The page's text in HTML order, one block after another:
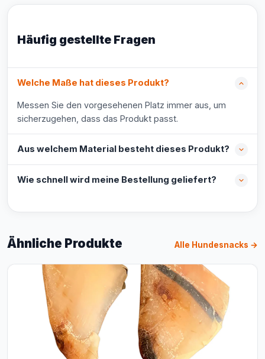
Häufig gestellte Fragen
Welche Maße hat dieses Produkt?
Messen Sie den vorgesehenen Platz immer aus, um
sicherzugehen, dass das Produkt passt.
Aus welchem Material besteht dieses Produkt?
Wie schnell wird meine Bestellung geliefert?
Ähnliche Produkte Alle Hundesnacks →